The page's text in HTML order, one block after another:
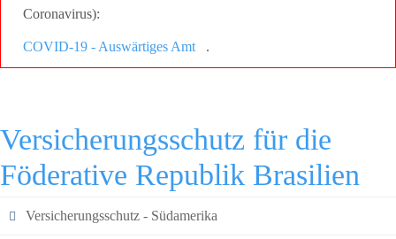
Coronavirus):
COVID-19 - Auswärtiges Amt .
Versicherungsschutz für die
Föderative Republik Brasilien
Versicherungsschutz - Südamerika